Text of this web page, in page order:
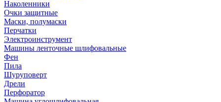
Наколенники
Очки защитные
Маски, полумаски
Перчатки
Электроинструмент
Машины ленточные шлифовальные
Фен
Пила
Шуруповерт
Дрели
Перфоратор